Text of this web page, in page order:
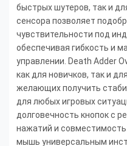
быстрых шутеров, так и
сенсора позволяет
чувствительности под
обеспечивая гибкость и
управлении. Death Adder
как для новичков, так и
желающих получить
для любых игровых
долговечность кнопок с
нажатий и
мышь универсальным